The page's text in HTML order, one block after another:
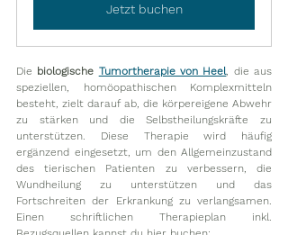
Jetzt buchen
Die biologische Tumortherapie von Heel, die aus
speziellen, homöopathischen Komplexmitteln
besteht, zielt darauf ab, die körpereigene Abwehr
zu stärken und die Selbstheilungskräfte zu
unterstützen. Diese Therapie wird häufig
ergänzend eingesetzt, um den Allgemeinzustand
des tierischen Patienten zu verbessern, die
Wundheilung zu unterstützen und das
Fortschreiten der Erkrankung zu verlangsamen.
Einen schriftlichen Therapieplan inkl.